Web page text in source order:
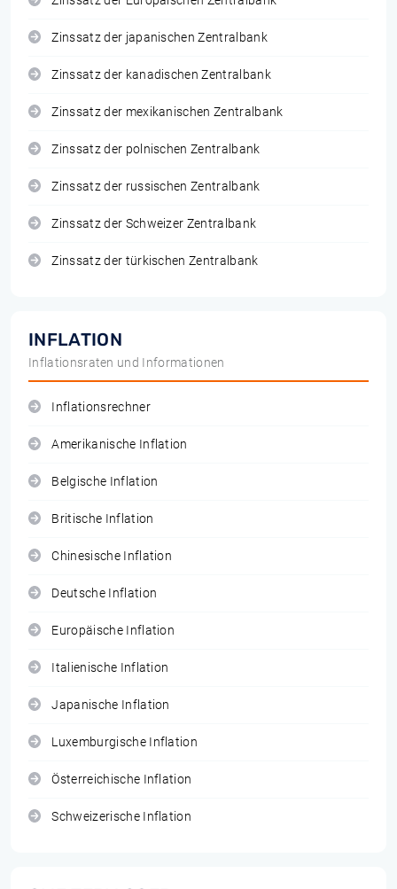
Zinssatz der japanischen Zentralbank
Zinssatz der kanadischen Zentralbank
Zinssatz der mexikanischen Zentralbank
Zinssatz der polnischen Zentralbank
Zinssatz der russischen Zentralbank
Zinssatz der Schweizer Zentralbank
Zinssatz der türkischen Zentralbank
INFLATION
Inflationsraten und Informationen
Inflationsrechner
Amerikanische Inflation
Belgische Inflation
Britische Inflation
Chinesische Inflation
Deutsche Inflation
Europäische Inflation
Italienische Inflation
Japanische Inflation
Luxemburgische Inflation
Österreichische Inflation
Schweizerische Inflation